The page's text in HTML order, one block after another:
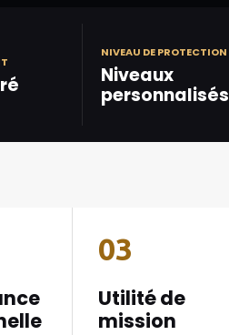
NIVEAU DE PROTECTION
Niveaux
personnalisés
03
Utilité de
mission